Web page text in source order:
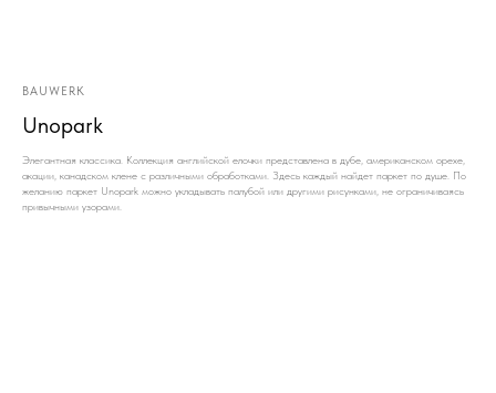
BAUWERK
Unopark
Элегантная классика. Коллекция английской елочки представлена в дубе, американском орехе,
акации, канадском клене с различными обработками. Здесь каждый найдет паркет по душе. По
желанию паркет Unopark можно укладывать палубой или другими рисунками, не ограничиваясь
привычными узорами.